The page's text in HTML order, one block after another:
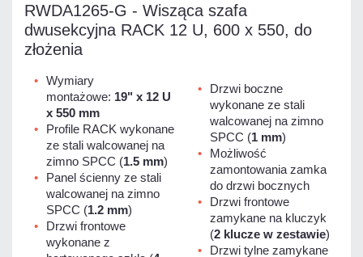
RWDA1265-G - Wisząca szafa
dwusekcyjna RACK 12 U, 600 x 550, do
złożenia
Wymiary
montażowe: 19" x 12 U
x 550 mm
Profile RACK wykonane
ze stali walcowanej na
zimno SPCC (1.5 mm)
Panel ścienny ze stali
walcowanej na zimno
SPCC (1.2 mm)
Drzwi frontowe
wykonane z
Drzwi boczne
wykonane ze stali
walcowanej na zimno
SPCC (1 mm)
Możliwość
zamontowania zamka
do drzwi bocznych
Drzwi frontowe
zamykane na kluczyk
(2 klucze w zestawie)
Drzwi tylne zamykane